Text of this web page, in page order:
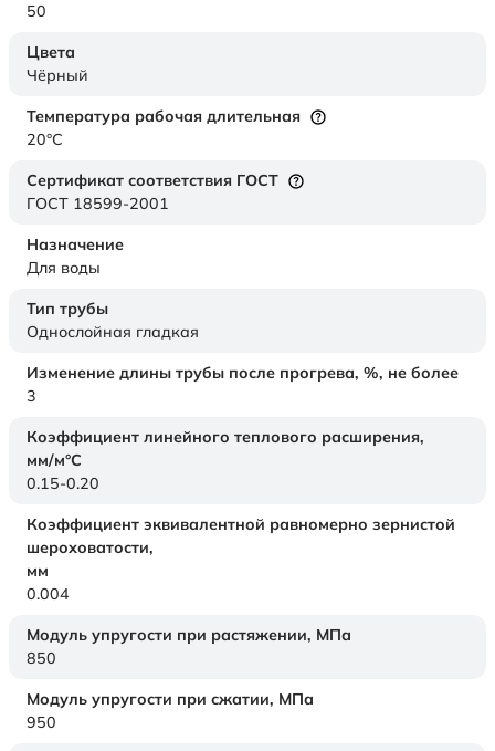
50
Цвета
Чёрный
Температура рабочая длительная
20°C
Сертификат соответствия ГОСТ
ГОСТ 18599-2001
Назначение
Для воды
Тип трубы
Однослойная гладкая
Изменение длины трубы после прогрева, %, не более
3
Коэффициент линейного теплового расширения,
мм/м°С
0.15-0.20
Коэффициент эквивалентной равномерно зернистой
шероховатости,
мм
0.004
Модуль упругости при растяжении, МПа
850
Модуль упругости при сжатии, МПа
950